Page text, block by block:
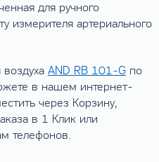
для ручного
измерителя артериального
воздуха AND RB 101-Gпо
в нашем интернет-
через Корзину,
в 1 Клик или
телефонов.